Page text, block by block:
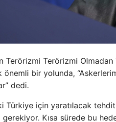
Terörizmi Terörizmi
önemli bir yolunda,
dedi.
Türkiye için yaratılacak
Kısa sürede bu